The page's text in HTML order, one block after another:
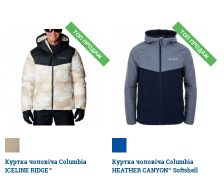
ТОП ПРОДАЖ
Куртка чоловіча Columbia
ICELINE RIDGE™
ТОП ПРОДАЖ
Куртка чоловіча Columbia
HEATHER CANYON™ Softshell